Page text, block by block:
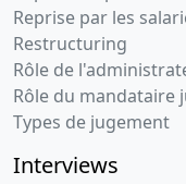
Reprise par les
Restructuring
Rôle de
Rôle du mandataire
Types de jugement
Interviews